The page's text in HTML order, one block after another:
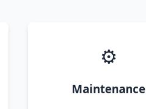
⚙️
Maintenance